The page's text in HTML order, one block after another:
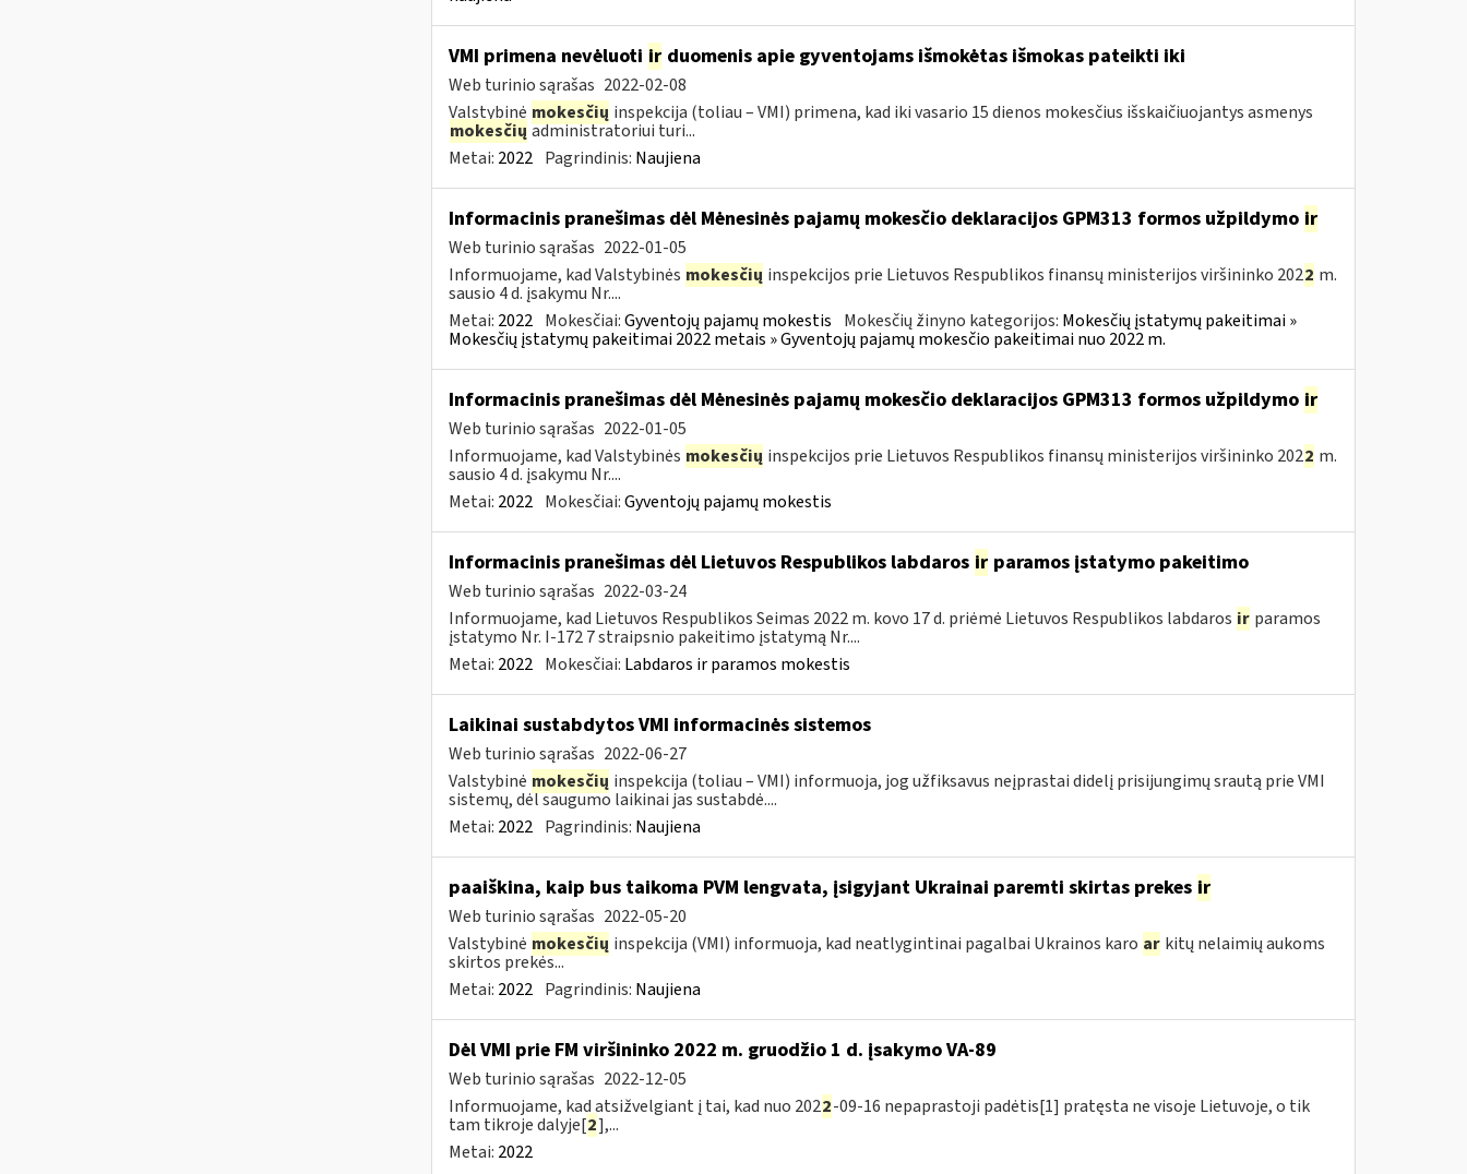
VMI primena nevėluoti irduomenis apie gyventojams išmokėtas išmokas pateikti iki
Web turinio sąrašas 2022-02-08
Valstybinė mokesčių inspekcija (toliau – VMI) primena, kad iki vasario 15 dienos mokesčius išskaičiuojantys asmenys
mokesčių administratoriui turi...
Metai: 2022 Pagrindinis: Naujiena
Informacinis pranešimas dėl Mėnesinės pajamų mokesčio deklaracijos GPM313 formos užpildymo ir
Web turinio sąrašas 2022-01-05
Informuojame, kad Valstybinės mokesčių inspekcijos prie Lietuvos Respublikos finansų ministerijos viršininko 2022 m.
sausio 4 d. įsakymu Nr....
Metai: 2022 Mokesčiai:Gyventojų pajamų mokestis Mokesčių žinyno kategorijos: Mokesčių įstatymų pakeitimai »
Mokesčių įstatymų pakeitimai 2022 metais » Gyventojų pajamų mokesčio pakeitimai nuo 2022 m.
Informacinis pranešimas dėl Mėnesinės pajamų mokesčio deklaracijos GPM313 formos užpildymo ir
Web turinio sąrašas 2022-01-05
Informuojame, kad Valstybinės mokesčių inspekcijos prie Lietuvos Respublikos finansų ministerijos viršininko 2022 m.
sausio 4 d. įsakymu Nr....
Metai: 2022 Mokesčiai:Gyventojų pajamų mokestis
Informacinis pranešimas dėl Lietuvos Respublikos labdaros irparamos įstatymo pakeitimo
Web turinio sąrašas 2022-03-24
Informuojame, kad Lietuvos Respublikos Seimas 2022 m. kovo 17 d. priėmė Lietuvos Respublikos labdaros ir paramos
įstatymo Nr. I-172 7 straipsnio pakeitimo įstatymą Nr....
Metai: 2022 Mokesčiai: Labdaros ir paramos mokestis
Laikinai sustabdytos VMI informacinės sistemos
Web turinio sąrašas 2022-06-27
Valstybinė mokesčių inspekcija (toliau – VMI) informuoja, jog užfiksavus neįprastai didelį prisijungimų srautą prie VMI
sistemų, dėl saugumo laikinai jas sustabdė....
Metai: 2022 Pagrindinis: Naujiena
paaiškina, kaip bus taikoma PVM lengvata, įsigyjant Ukrainai paremti skirtas prekes ir
Web turinio sąrašas 2022-05-20
Valstybinė mokesčių inspekcija (VMI) informuoja, kad neatlygintinai pagalbai Ukrainos karo ar kitų nelaimių aukoms
skirtos prekės...
Metai: 2022 Pagrindinis: Naujiena
Dėl VMI prie FM viršininko 2022 m. gruodžio 1 d. įsakymo VA-89
Web turinio sąrašas 2022-12-05
Informuojame, kad atsižvelgiant į tai, kad nuo 2022-09-16 nepaprastoji padėtis[1] pratęsta ne visoje Lietuvoje, o tik
tam tikroje dalyje[2],...
Metai: 2022